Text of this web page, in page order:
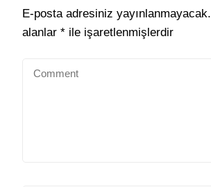
E-posta adresiniz yayınlanmayacak.
alanlar * ile işaretlenmişlerdir